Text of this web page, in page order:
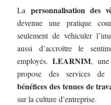
La personnalisation des
devenue une pratique
seulement de véhiculer
aussi d’accroître le
employés.LEARNIM, une
propose des services
bénéfices des tenues de
sur la culture d’entreprise.